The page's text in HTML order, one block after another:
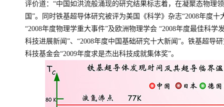
评价道：“中国如洪流般涌现的研究结果标志着，在凝聚态物理
国”。同时铁基超导体研究被评为美国《科学》杂志“2008年度
“2008年度物理学重大事件”及欧洲物理学会 “2008年度最佳科学
科技进展新闻”、“2008年度中国基础研究十大新闻”。铁基超导
科技基金会“2009年度求是杰出科技成就集体奖”。